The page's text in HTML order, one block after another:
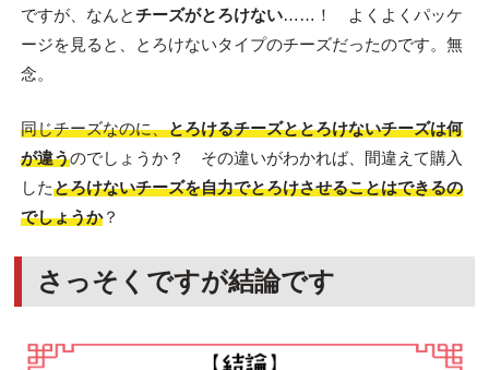
ですが、なんとチーズがとろけない……！ よくよくパッケ
ージを見ると、とろけないタイプのチーズだったのです。無
念。
同じチーズなのに、とろけるチーズととろけないチーズは何
が違うのでしょうか？ その違いがわかれば、間違えて購入
したとろけないチーズを自力でとろけさせることはできるの
でしょうか？
さっそくですが結論です